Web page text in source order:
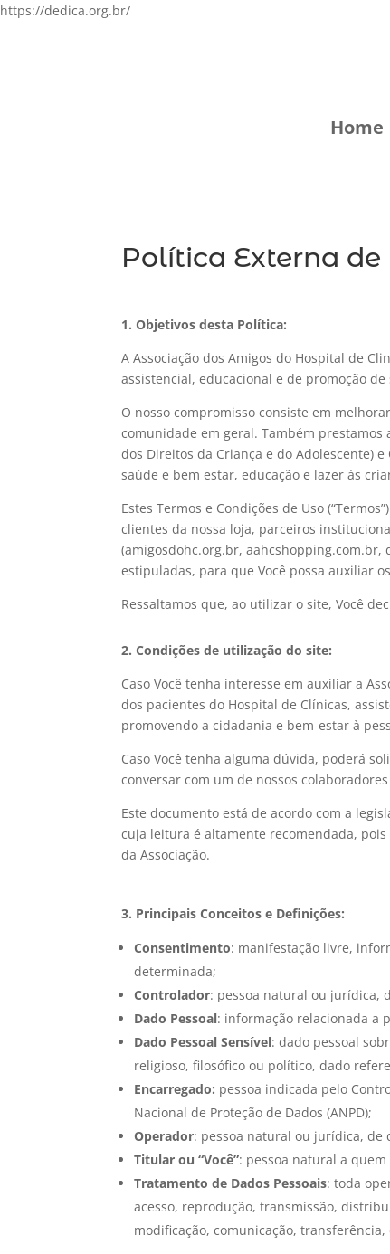
https://dedica.org.br/
Home
Política Externa
1. Objetivos desta Política:
A Associação dos Amigos do Hospital de
assistencial, educacional e de promoção de
O nosso compromisso consiste em
comunidade em geral. Também prestamos
dos Direitos da Criança e do Adolescente)
saúde e bem estar, educação e lazer às
Estes Termos e Condições de Uso
clientes da nossa loja, parceiros
(amigosdohc.org.br,
estipuladas, para que Você possa auxiliar
Ressaltamos que, ao utilizar o site, Você
2. Condições de utilização do site:
Caso Você tenha interesse em auxiliar a
dos pacientes do Hospital de Clínicas,
promovendo a cidadania e bem-estar à
Caso Você tenha alguma dúvida, poderá
conversar com um de nossos
Este documento está de acordo com a
cuja leitura é altamente recomendada,
da Associação.
3. Principais Conceitos e Definições:
Consentimento: manifestação livre,
determinada;
Controlador: pessoa natural ou jurídica,
Dado Pessoal: informação relacionada a
Dado Pessoal Sensível: dado pessoal
religioso, filosófico ou político, dado
Encarregado: pessoa indicada pelo
Nacional de Proteção de Dados (ANPD);
Operador: pessoa natural ou jurídica, de
Titular ou “Você”: pessoa natural a
Tratamento de Dados Pessoais: toda
acesso, reprodução, transmissão,
modificação, comunicação,